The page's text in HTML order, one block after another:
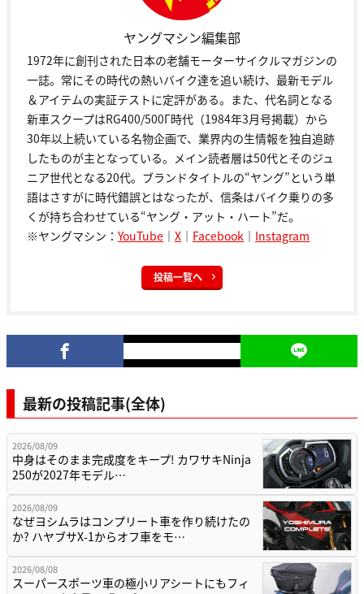
ヤングマシン編集部
1972年に創刊された日本の老舗モーターサイクルマガジンの
一誌。常にその時代の熱いバイク達を追い続け、最新モデル
＆アイテムの実証テストに定評がある。また、代名詞となる
新車スクープはRG400/500Γ時代（1984年3月号掲載）から
30年以上続いている名物企画で、業界内の生情報を独自追跡
したものが主となっている。メイン読者層は50代とそのジュ
ニア世代となる20代。ブランドタイトルの“ヤング”という単
語はさすがに時代錯誤とはなったが、信条はバイク乗りの多
くが持ち合わせている“ヤング・アット・ハート”だ。
※ヤングマシン： YouTube ｜ X ｜ Facebook ｜ Instagram
投稿一覧へ
最新の投稿記事(全体)
2026/08/09
中身はそのまま完成度をキープ! カワサキNinja
250が2027年モデル…
2026/08/09
なぜヨシムラはコンプリート車を作り続けたの
か? ハヤブサX-1からオフ車をモ…
2026/08/08
スーパースポーツ車の極小リアシートにもフィ